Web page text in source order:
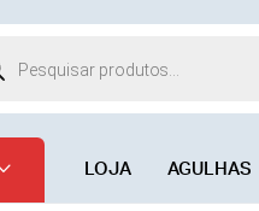
LOJA AGULHAS